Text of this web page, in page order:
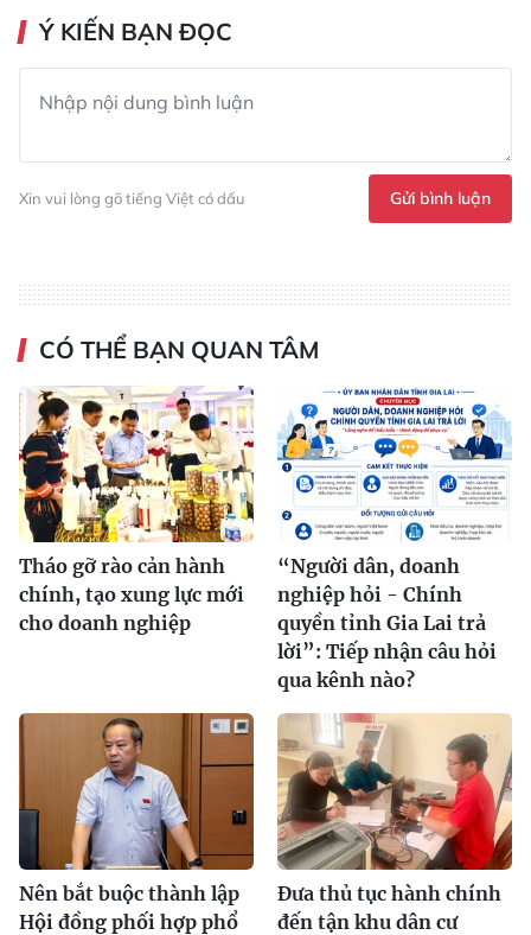
Ý KIẾN BẠN ĐỌC
Xin vui lòng gõ tiếng Việt có dấu Gửi bình luận
CÓ THỂ BẠN QUAN TÂM
Tháo gỡ rào cản hành
chính, tạo xung lực mới
cho doanh nghiệp
“Người dân, doanh
nghiệp hỏi - Chính
quyền tỉnh Gia Lai trả
lời”: Tiếp nhận câu hỏi
qua kênh nào?
Nên bắt buộc thành lập
Hội đồng phối hợp phổ
Ðưa thủ tục hành chính
đến tận khu dân cư